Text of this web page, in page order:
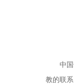
中
教的联